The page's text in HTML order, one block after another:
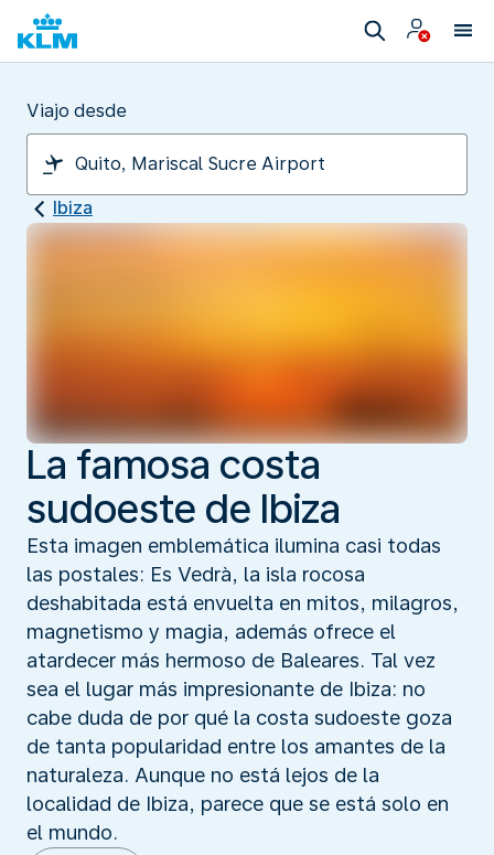
Viajo desde
Ibiza
La famosa costa
sudoeste de Ibiza
Esta imagen emblemática ilumina casi todas
las postales: Es Vedrà, la isla rocosa
deshabitada está envuelta en mitos, milagros,
magnetismo y magia, además ofrece el
atardecer más hermoso de Baleares. Tal vez
sea el lugar más impresionante de Ibiza: no
cabe duda de por qué la costa sudoeste goza
de tanta popularidad entre los amantes de la
naturaleza. Aunque no está lejos de la
localidad de Ibiza, parece que se está solo en
el mundo.